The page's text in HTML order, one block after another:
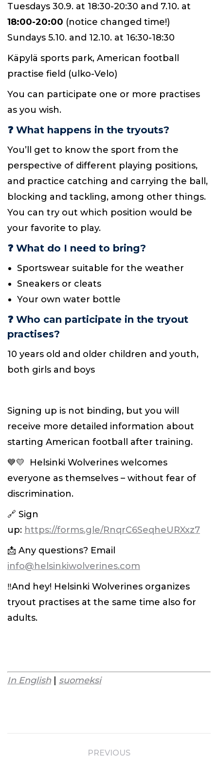
Tuesdays 30.9. at 18:30-20:30 and 7.10. at
18:00-20:00 (notice changed time!)
Sundays 5.10. and 12.10. at 16:30-18:30
Käpylä sports park, American football
practise field (ulko-Velo)
You can participate one or more practises
as you wish.
❓ What happens in the tryouts?
You’ll get to know the sport from the
perspective of different playing positions,
and practice catching and carrying the ball,
blocking and tackling, among other things.
You can try out which position would be
your favorite to play.
❓ What do I need to bring?
Sportswear suitable for the weather
Sneakers or cleats
Your own water bottle
❓ Who can participate in the tryout
practises?
10 years old and older children and youth,
both girls and boys
Signing up is not binding, but you will
receive more detailed information about
starting American football after training.
💙💛 Helsinki Wolverines welcomes
everyone as themselves – without fear of
discrimination.
🔗 Sign
up: https://forms.gle/RnqrC6SeqheURXxz7
📩 Any questions? Email
info@helsinkiwolverines.com
‼️And hey! Helsinki Wolverines organizes
tryout practises at the same time also for
adults.
In English| suomeksi
PREVIOUS